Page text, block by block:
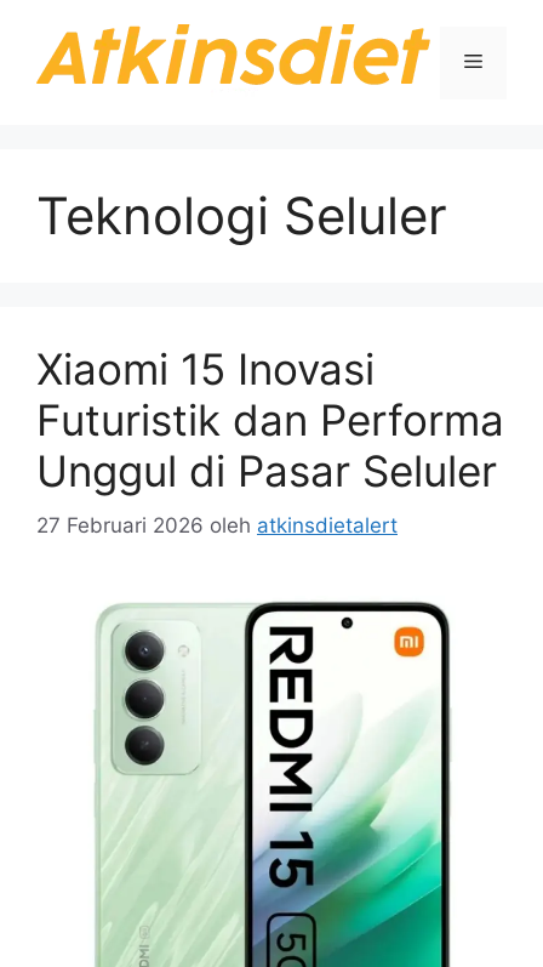
Menu
Teknologi Seluler
Xiaomi 15 Inovasi
Futuristik dan Performa
Unggul di Pasar Seluler
27 Februari 2026 oleh atkinsdietalert